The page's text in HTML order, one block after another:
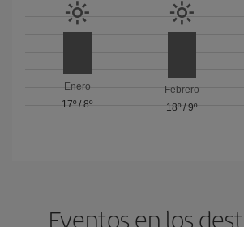
Enero
17º /8º
Febrero
18º/ 9º
Eventos en los